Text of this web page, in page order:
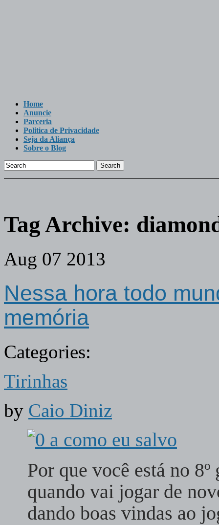
Home
Anuncie
Parceria
Politica de Privacidade
Seja da Aliança
Sobre o Blog
Search
Tag Archive:
Aug 07 2013
Nessa hora todo
memória
Categories:
Tirinhas
by Caio Diniz
Por que você está no
quando vai jogar de
dando boas vindas ao